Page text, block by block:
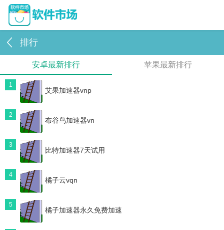
排行
安卓最新排行 苹果最新排行
1
艾果加速器vnp
2
布谷鸟加速器vn
3
比特加速器7天试用
4
橘子云vqn
5
橘子加速器永久免费加速